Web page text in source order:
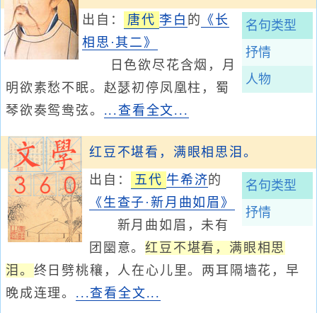
名句类型
抒情
人物
出自： 唐代 李白 的 《长
相思·其二》
日色欲尽花含烟，月
明欲素愁不眠。赵瑟初停凤凰柱，蜀
琴欲奏鸳鸯弦。 ...查看全文...
红豆不堪看，满眼相思泪。
名句类型
抒情
出自： 五代 牛希济的
《生查子·新月曲如眉》
新月曲如眉，未有
团圞意。红豆不堪看，满眼相思
泪。 终日劈桃穰，人在心儿里。两耳隔墙花，早
晚成连理。 ...查看全文...